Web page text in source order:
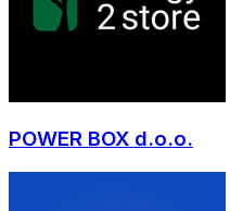
POWER BOX d.o.o.